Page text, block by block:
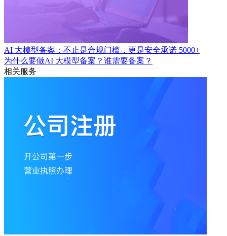
AI 大模型备案：不止是合规门槛，更是安全承诺 5000+
为什么要做AI 大模型备案？谁需要备案？
相关服务